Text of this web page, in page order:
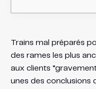
Trains mal préparés
des rames les plus
aux clients
unes des conclusions